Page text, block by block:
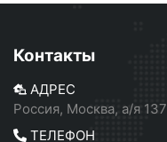
Контакты
АДРЕС
Россия, Москва, а/я 137
ТЕЛЕФОН